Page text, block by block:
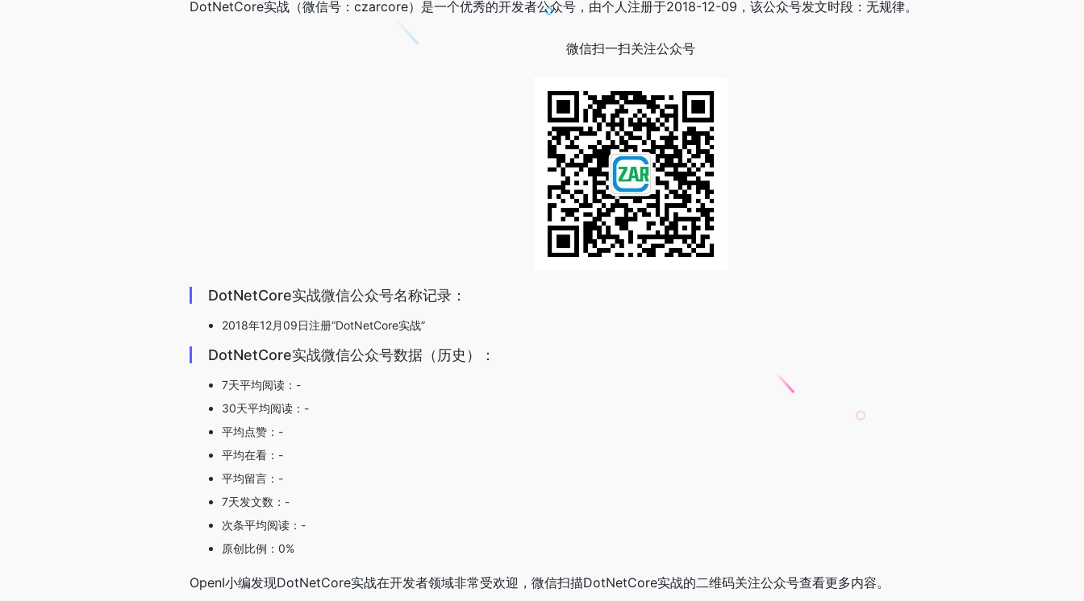
DotNetCore实战（微信号：czarcore）是一个优秀的开发者公众号，由个人注册于2018-12-09，该公众号发文时段：无规律。
微信扫一扫关注公众号
DotNetCore实战微信公众号名称记录：
2018年12月09日注册“DotNetCore实战”
DotNetCore实战微信公众号数据（历史）：
7天平均阅读：-
30天平均阅读：-
平均点赞：-
平均在看：-
平均留言：-
7天发文数：-
次条平均阅读：-
原创比例：0%
OpenI小编发现DotNetCore实战在开发者领域非常受欢迎，微信扫描DotNetCore实战的二维码关注公众号查看更多内容。